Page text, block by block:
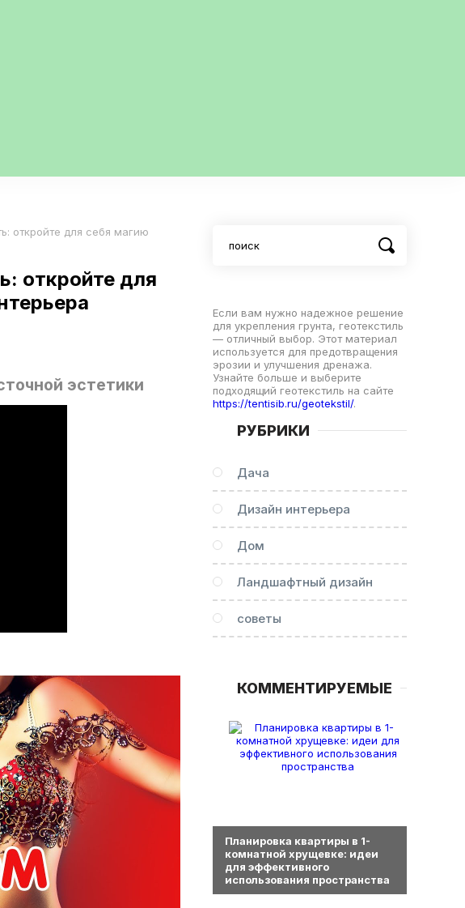
откройте для себя магию
откройте для
эстетики
Если вам нужно надежное решение
для укрепления грунта, геотекстиль
— отличный выбор. Этот материал
используется для предотвращения
эрозии и улучшения дренажа.
Узнайте больше и выберите
подходящий геотекстиль на сайте
https://tentisib.ru/geotekstil/.
РУБРИКИ
Дача
Дизайн интерьера
Дом
Ландшафтный дизайн
советы
КОММЕНТИРУЕМЫЕ
Планировка квартиры в 1-
комнатной хрущевке: идеи
для эффективного
использования пространства